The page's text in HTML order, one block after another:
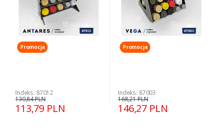
Promocja
Indeks: 87012
113,79 PLN
130,84 PLN
Promocja
Indeks: 87003
146,27 PLN
168,21 PLN